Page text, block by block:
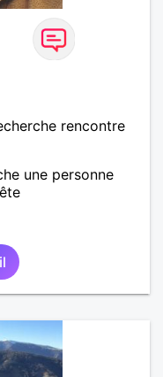
rencontre
une personne